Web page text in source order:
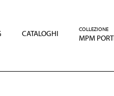
CATALOGHI COLLEZIONE
MPM